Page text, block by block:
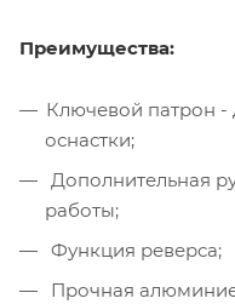
Преимущества:
Ключевой патрон
оснастки;
Дополнительная
работы;
Функция реверса;
Прочная